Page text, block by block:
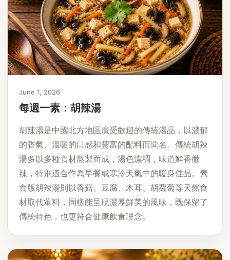
June 1, 2026
每週一素：胡辣湯
胡辣湯是中國北方地區廣受歡迎的傳統湯品，以濃郁
的香氣、溫暖的口感和豐富的配料而聞名。傳統胡辣
湯多以多種食材熬製而成，湯色濃稠，味道鮮香微
辣，特別適合作為早餐或寒冷天氣中的暖身佳品。素
食版胡辣湯則以香菇、豆腐、木耳、胡蘿蔔等天然食
材取代葷料，同樣能呈現濃厚鮮美的風味，既保留了
傳統特色，也更符合健康飲食理念。